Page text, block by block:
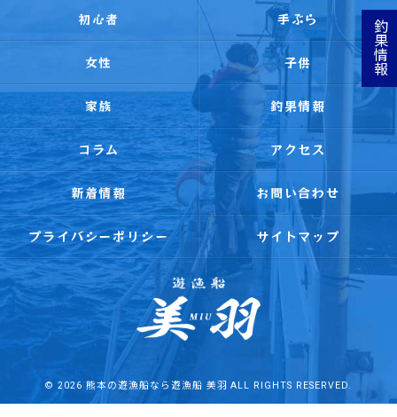
釣果情報
初心者 手ぶら
女性 子供
家族 釣果情報
コラム アクセス
新着情報 お問い合わせ
プライバシーポリシー サイトマップ
© 2026 熊本の遊漁船なら遊漁船 美羽 ALL RIGHTS RESERVED.